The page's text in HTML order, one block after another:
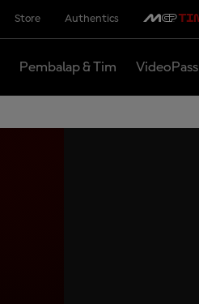
Store Authentics
Pembalap & Tim VideoPass